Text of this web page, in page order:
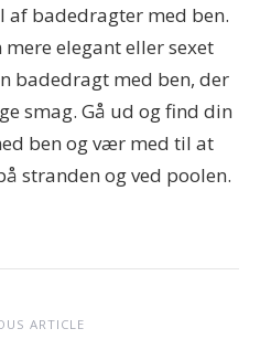
af badedragter med ben.
elegant eller sexet
badedragt med ben, der
smag. Gå ud og find din
ben og vær med til at
stranden og ved poolen.
ARTICLE